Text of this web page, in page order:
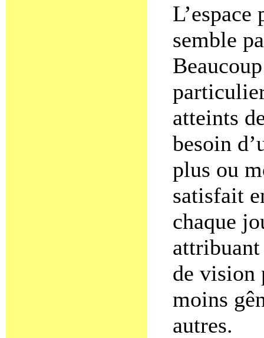
semble
atteints
besoin
plus ou
satisfait
chaque
de vision
moins
autres.